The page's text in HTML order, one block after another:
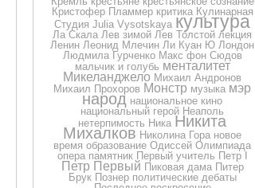
Кристофер Пламмер критика Кулинарная
Студия Julia Vysotskaya культура
Ла Скала Лев зимой Лев Толстой лекция
Ленин Леонид Млечин Ли Куан Ю Лондон
Людмила Гурченко Макс фон Сюдов
мальчик и голубь менталитет
Микеланджело Михаил Андронов
Михаил Прохоров Монстр музыка мэр
народ национальное кино
национальный герой Неаполь
нетерпимость Ника Никита
Михалков Николина Гора новое
время образование Одиссей Олимпиада
опера памятник Первый учитель Петр I
Петр Первый Пиковая дама Питер
Брук Познер политические дебаты